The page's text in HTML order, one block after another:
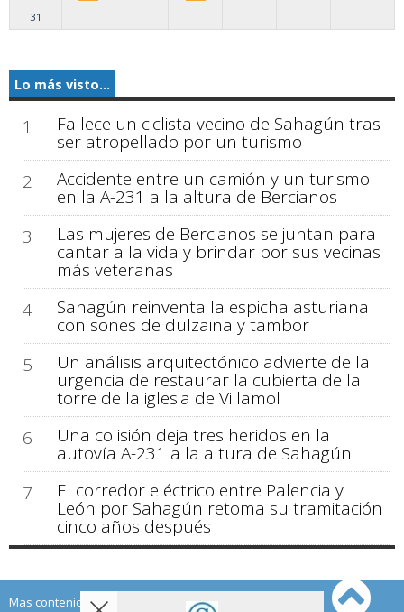
31
Lo más visto...
1 Fallece un ciclista vecino de Sahagún tras
ser atropellado por un turismo
2
Accidente entre un camión y un turismo
en la A-231 a la altura de Bercianos
3
Las mujeres de Bercianos se juntan para
cantar a la vida y brindar por sus vecinas
más veteranas
4
Sahagún reinventa la espicha asturiana
con sones de dulzaina y tambor
5
Un análisis arquitectónico advierte de la
urgencia de restaurar la cubierta de la
torre de la iglesia de Villamol
6
Una colisión deja tres heridos en la
autovía A-231 a la altura de Sahagún
7
El corredor eléctrico entre Palencia y
León por Sahagún retoma su tramitación
cinco años después
Mas contenido de Sahagún Digital: